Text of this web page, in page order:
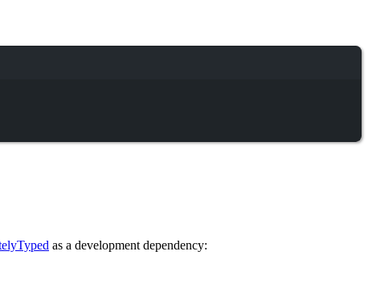
as a development dependency: